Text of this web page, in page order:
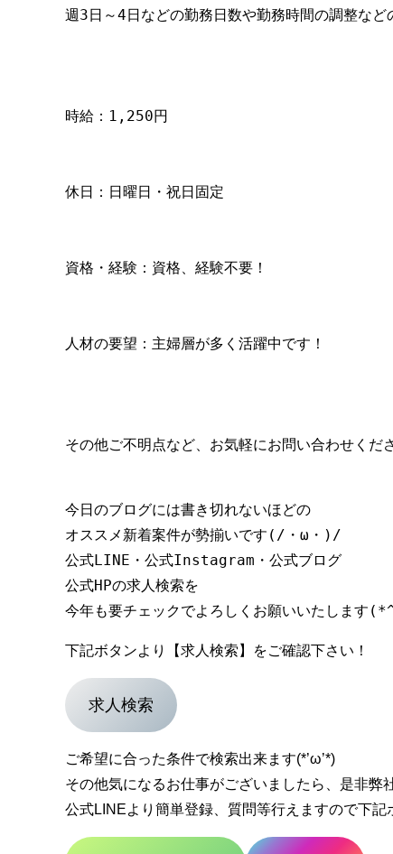
週3日～4日などの勤務日数や勤務時間の調整など
時給：1,250円
休日：日曜日・祝日固定
資格・経験：資格、経験不要！
人材の要望：主婦層が多く活躍中です！
その他ご不明点など、お気軽にお問い合わせく
今日のブログには書き切れないほどの
オススメ新着案件が勢揃いです(/・ω・)/
公式LINE・公式Instagram・公式ブログ
公式HPの求人検索を
下記ボタンより【求人検索】をご確認下さい！
求人検索
ご希望に合った条件で検索出来ます(*’ω’*)
その他気になるお仕事がございましたら、是非弊
公式LINEより簡単登録、質問等行えますので下記